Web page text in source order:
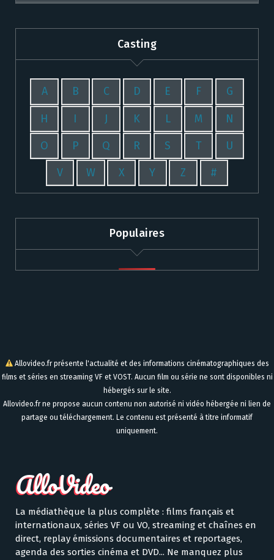
Casting
A B C D E F G
H I J K L M N
O P Q R S T U
V W X Y Z #
Populaires
Allovideo.fr présente l'actualité et des informations cinématographiques des
films et séries en streaming VF et VOST. Aucun film ou série ne sont disponibles ni
hébergés sur le site.
Allovideo.fr ne propose aucun contenu non autorisé ni vidéo hébergée ni lien de
partage ou téléchargement. Le contenu est présenté à titre informatif
uniquement.
La médiathèque la plus complète : films français et
internationaux, séries VF ou VO, streaming et chaînes en
direct, replay émissions documentaires et reportages,
agenda des sorties cinéma et DVD... Ne manquez plus